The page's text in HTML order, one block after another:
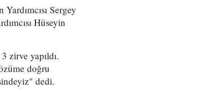
Sergey
Hüseyin
zirve yapıldı.
doğru
dedi.